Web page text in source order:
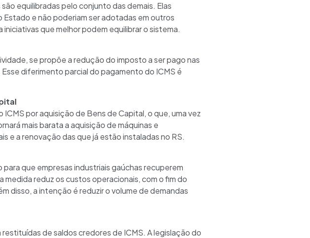
equilibradas pelo conjunto das demais. Elas
e não poderiam ser adotadas em outros
que melhor podem equilibrar o sistema.
se propõe a redução do imposto a ser pago nas
diferimento parcial do pagamento do ICMS é
por aquisição de Bens de Capital, o que, uma vez
mais barata a aquisição de máquinas e
e a renovação das que já estão instaladas no RS.
que empresas industriais gaúchas recuperem
medida reduz os custos operacionais, com o fim do
disso, a intenção é reduzir o volume de demandas
de saldos credores de ICMS. A legislação do